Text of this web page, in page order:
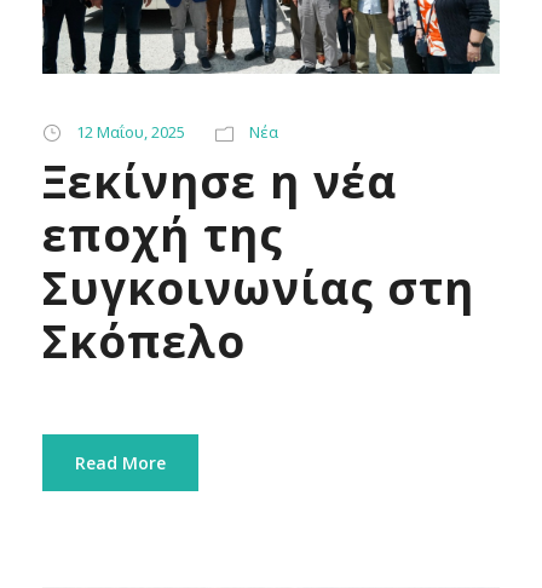
12 Μαΐου, 2025 Νέα
Ξεκίνησε η νέα
εποχή της
Συγκοινωνίας στη
Σκόπελο
Read More